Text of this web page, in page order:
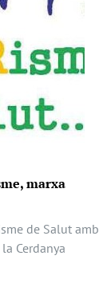
marxa
de Salut amb
Cerdanya